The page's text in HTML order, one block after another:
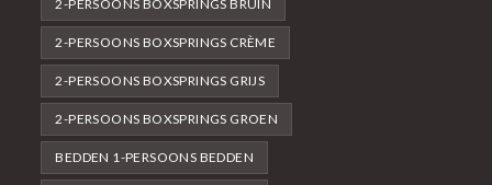
2-PERSOONS BOXSPRINGS BRUIN
2-PERSOONS BOXSPRINGS CRÈME
2-PERSOONS BOXSPRINGS GRIJS
2-PERSOONS BOXSPRINGS GROEN
BEDDEN 1-PERSOONS BEDDEN